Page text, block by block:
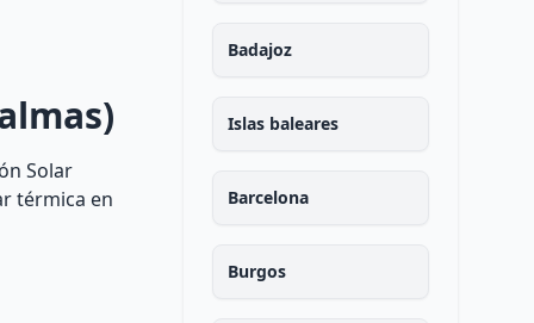
Solar
térmica en
Badajoz
Islas baleares
Barcelona
Burgos